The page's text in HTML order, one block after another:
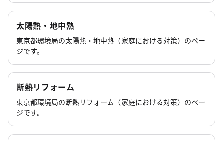
太陽熱・地中熱
東京都環境局の太陽熱・地中熱（家庭における対策）のペー
ジです。
断熱リフォーム
東京都環境局の断熱リフォーム（家庭における対策）のペー
ジです。